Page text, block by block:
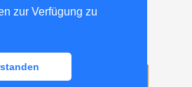
zur Verfügung zu